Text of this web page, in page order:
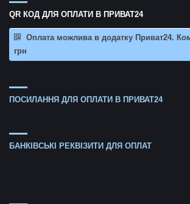
QR КОД ДЛЯ ОПЛАТИ В ПРИВАТ24
Оплата можлива в додатку Приват24.
грн
ПОСИЛАННЯ ДЛЯ ОПЛАТИ В ПРИВАТ24
БАНКІВСЬКІ РЕКВІЗИТИ ДЛЯ ОПЛАТ